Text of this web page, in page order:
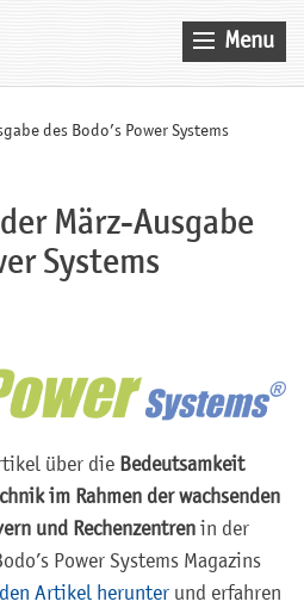
Menu
des Bodo’s Power Systems
März-Ausgabe
Systems
über die Bedeutsamkeit
im Rahmen der wachsenden
und Rechenzentren in der
Power Systems Magazins
Artikel herunter und erfahren